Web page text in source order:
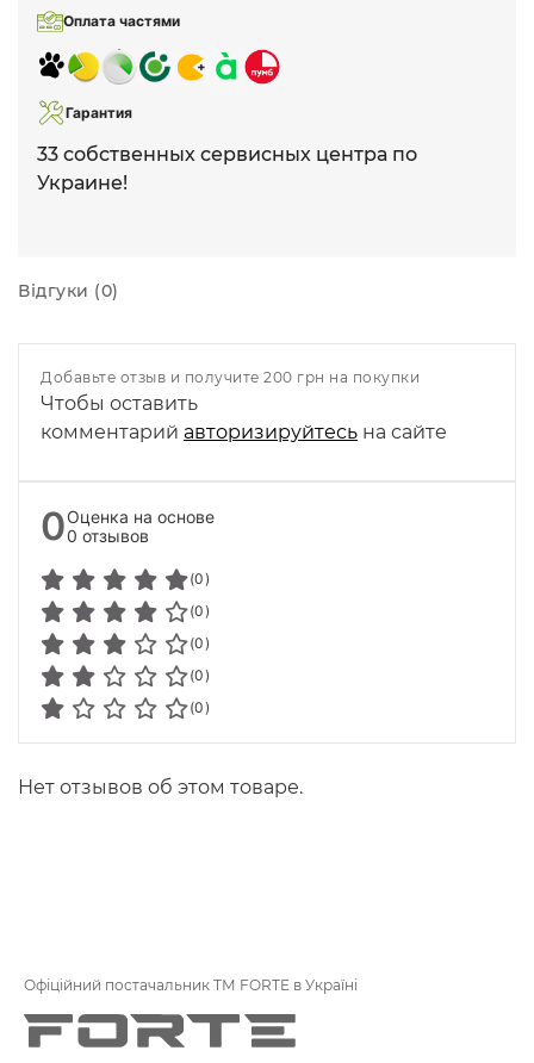
Оплата частями
Гарантия
33 собственных сервисных центра по
Украине!
Відгуки (0)
Добавьте отзыв и получите 200 грн на покупки
Чтобы оставить
комментарий авторизируйтесь на сайте
0Оценка на основе
0 отзывов
(0)
(0)
(0)
(0)
(0)
Нет отзывов об этом товаре.
Офіційний постачальник ТМ FORTE в Україні